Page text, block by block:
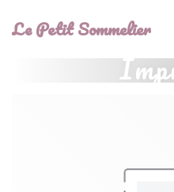
Le Petit Sommelier